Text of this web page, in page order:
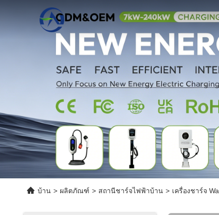
บ้าน > ผลิตภัณฑ์ > สถานีชาร์จไฟฟ้าบ้าน > เครื่องชาร์จ